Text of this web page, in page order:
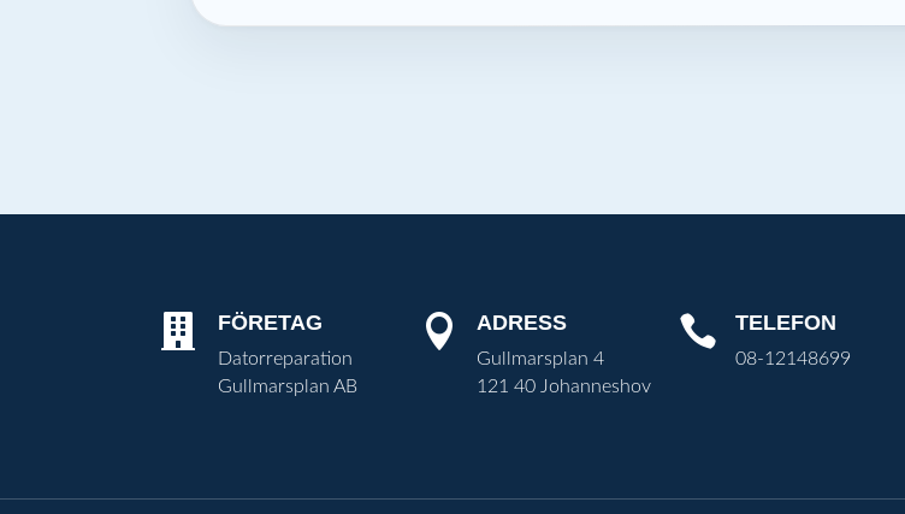
 FÖRETAG
Datorreparation
Gullmarsplan AB
 ADRESS
Gullmarsplan 4
121 40 Johanneshov
 TELEFON
08-12148699